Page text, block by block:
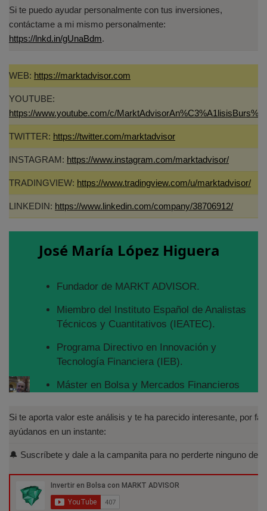
Si te puedo ayudar personalmente con tus inversiones,
contáctame a mi mismo personalmente:
https://lnkd.in/gUnaBdm.
WEB: https://marktadvisor.com
YOUTUBE:
https://www.youtube.com/c/
TWITTER: https://twitter.com/marktadvisor
INSTAGRAM: https://www.instagram.com/marktadvisor/
TRADINGVIEW: https://www.tradingview.com/u/marktadvisor/
LINKEDIN: https://www.linkedin.com/company/38706912/
José María López Higuera
Fundador de MARKT ADVISOR.
Miembro del Instituto Español de Analistas
Técnicos y Cuantitativos (IEATEC).
Programa Directivo en Innovación y
Tecnología Financiera (IEB).
Máster en Bolsa y Mercados Financieros
asesoramiento financiero (MIFID II):
https://www.cnmv.es/portal/Titulos-
Cuantitativo (IEB).
Licenciado en Informática por la Universidad
Si te aporta valor este análisis y te ha parecido interesante, por
ayúdanos en un instante:
🔔 Suscríbete y dale a la campanita para no perderte ninguno de